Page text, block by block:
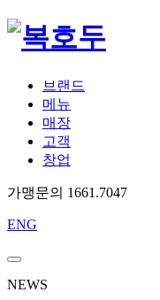
브랜드
메뉴
매장
고객
창업
가맹문의 1661.7047
ENG
NEWS